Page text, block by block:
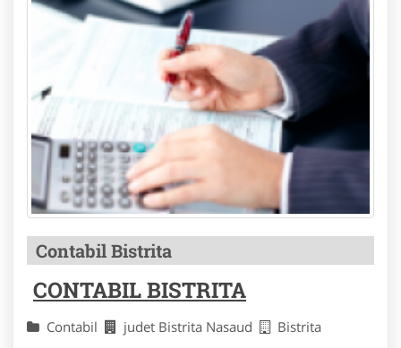
Contabil Bistrita
CONTABIL BISTRITA
Contabil judet Bistrita Nasaud
Bistrita